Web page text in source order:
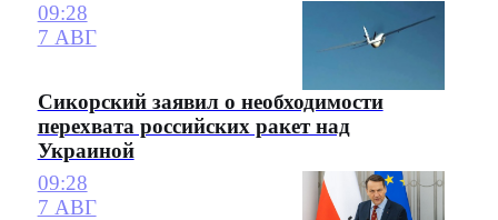
09:28
7 АВГ
Сикорский заявил о необходимости
перехвата российских ракет над
Украиной
09:28
7 АВГ